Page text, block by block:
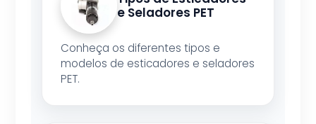
e Seladores PET
Conheça os diferentes tipos e
modelos de esticadores e seladores
PET.